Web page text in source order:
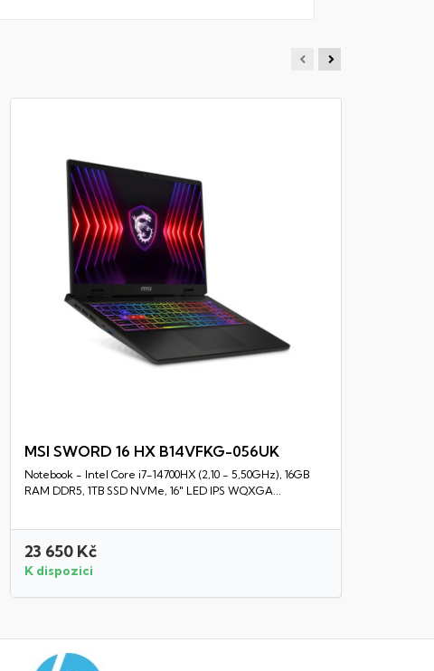
Rychlý náhled
MSI SWORD 16 HX B14VFKG-056UK
Notebook - Intel Core i7-14700HX (2,10 - 5,50GHz), 16GB
RAM DDR5, 1TB SSD NVMe, 16" LED IPS WQXGA...
23 650 Kč
K dispozici